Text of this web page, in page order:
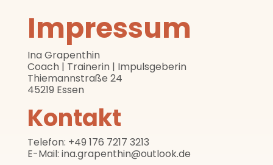
Impressum
Ina Grapenthin
Coach | Trainerin | Impulsgeberin
Thiemannstraße 24
45219 Essen
Kontakt
Telefon: +49 176 7217 3213
E-Mail: ina.grapenthin@outlook.de